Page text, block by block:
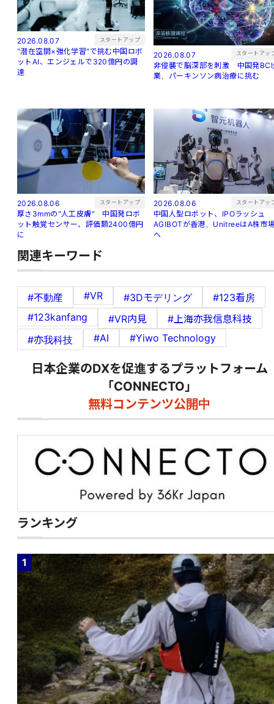
2026.08.07 スタートアップ
"潜在空間×強化学習"で挑む中国ロボ
ットAI、エンジェルで320億円の調
達
2026.08.07 スタートアッ
非侵襲で脳深部を刺激 中国発BCI
業、パーキンソン病治療に挑む
2026.08.06 スタートアップ
厚さ3mmの"人工皮膚" 中国発ロボ
ット触覚センサー、評価額2400億円
に
2026.08.06 スタートアッ
中国人型ロボット、IPOラッシュ
AGIBOTが香港、UnitreeはA株市
へ
関連キーワード
#不動産 #VR #3Dモデリング
#123看房
#123kanfang
#VR内見
#上海亦我信息科技
#亦我科技
#AI #Yiwo Technology
日本企業のDXを促進するプラットフォーム
「CONNECTO」
無料コンテンツ公開中
ランキング
1